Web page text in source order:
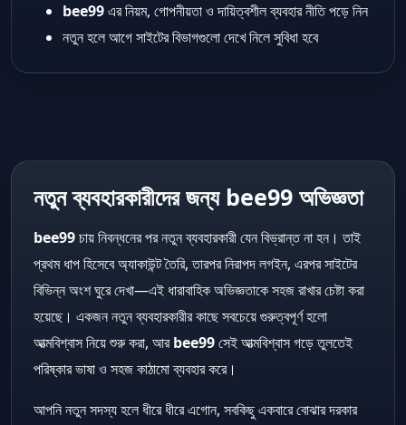
bee99এর নিয়ম, গোপনীয়তা ও দায়িত্বশীল ব্যবহার নীতি পড়ে নিন
নতুন হলে আগে সাইটের বিভাগগুলো দেখে নিলে সুবিধা হবে
নতুন ব্যবহারকারীদের জন্য bee99 অভিজ্ঞতা
bee99চায় নিবন্ধনের পর নতুন ব্যবহারকারী যেন বিভ্রান্ত না হন। তাই
প্রথম ধাপ হিসেবে অ্যাকাউন্ট তৈরি, তারপর নিরাপদ লগইন, এরপর সাইটের
বিভিন্ন অংশ ঘুরে দেখা—এই ধারাবাহিক অভিজ্ঞতাকে সহজ রাখার চেষ্টা করা
হয়েছে। একজন নতুন ব্যবহারকারীর কাছে সবচেয়ে গুরুত্বপূর্ণ হলো
আত্মবিশ্বাস নিয়ে শুরু করা, আরbee99সেই আত্মবিশ্বাস গড়ে তুলতেই
পরিষ্কার ভাষা ও সহজ কাঠামো ব্যবহার করে।
আপনি নতুন সদস্য হলে ধীরে ধীরে এগোন, সবকিছু একবারে বোঝার দরকার